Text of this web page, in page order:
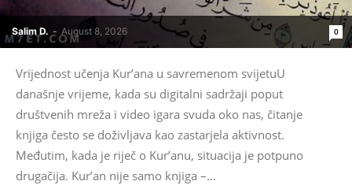
Salim D. - August 8, 2026 0
Vrijednost učenja Kur’ana u savremenom svijetuU
današnje vrijeme, kada su digitalni sadržaji poput
društvenih mreža i video igara svuda oko nas, čitanje
knjiga često se doživljava kao zastarjela aktivnost.
Međutim, kada je riječ o Kur’anu, situacija je potpuno
drugačija. Kur’an nije samo knjiga –...